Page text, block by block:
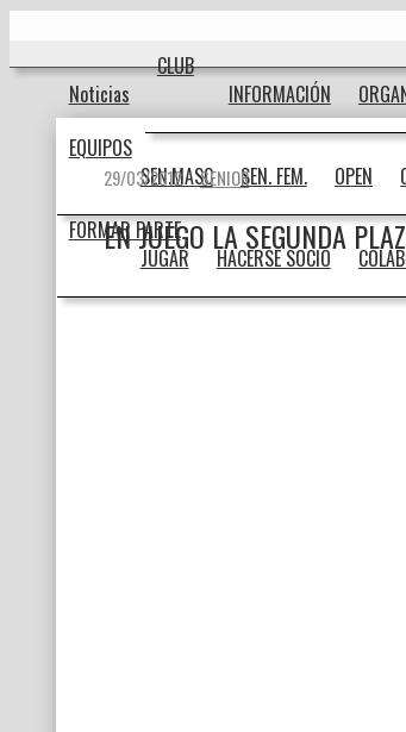
Noticias
CLUB
INFORMACIÓN
EQUIPOS
SEN.MASC
SEN. FEM. OPEN
FORMAR PARTE
JUGAR
HACERSE SOCIO
29/03/2012 SENIOR
EN JUEGO LA SEGUNDA